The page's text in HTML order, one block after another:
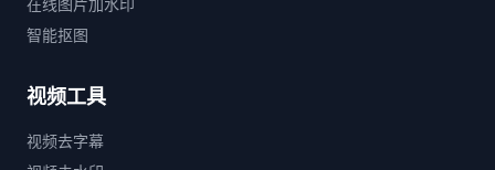
在线图片加水印
智能抠图
视频工具
视频去字幕